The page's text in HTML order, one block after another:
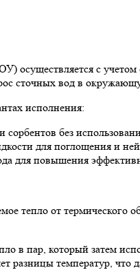
осуществляется с
сточных вод в
исполнения:
без
для поглощения и
для повышения
тепло от
в пар, который затем
разницы температур, что